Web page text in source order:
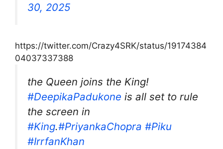
30, 2025
https://twitter.com/Crazy4SRK/status/19174384
04037337388
the Queen joins the King!
#DeepikaPadukone is all set to rule
the screen in
#King.#PriyankaChopra #Piku
#IrrfanKhan